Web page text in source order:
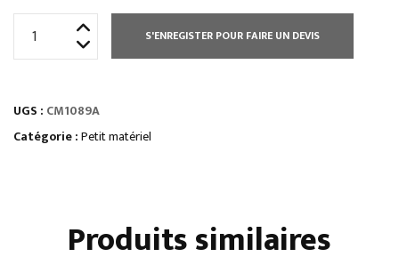
ONDES
PROFESSIONNEL
S'ENREGISTER POUR FAIRE UN DEVIS
UGS : CM1089A
Catégorie :Petit matériel
Produits similaires